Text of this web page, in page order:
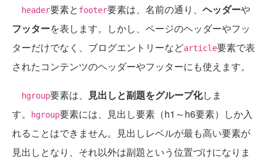
header要素と footer要素は、名前の通り、 ヘッダーや
フッターを表します。しかし、ページのヘッダーやフッ
ターだけでなく、ブログエントリーなどarticle要素で表
されたコンテンツのヘッダーやフッターにも使えます。
hgroup要素は、 見出しと副題をグループ化しま
す。
hgroup要素には、見出し要素（h1～h6要素）しか入
れることはできません。見出しレベルが最も高い要素が
見出しとなり、それ以外は副題という位置づけになりま